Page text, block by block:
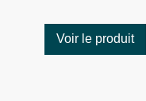
Voir le produit